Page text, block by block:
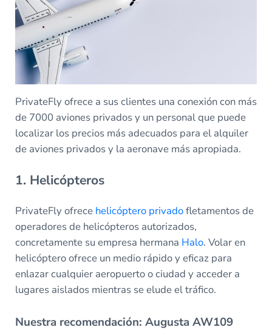
PrivateFly ofrece a sus clientes una conexión con más
de 7000 aviones privados y un personal que puede
localizar los precios más adecuados para el alquiler
de aviones privados y la aeronave más apropiada.
1. Helicópteros
PrivateFly ofrece helicóptero privadofletamentos de
operadores de helicópteros autorizados,
concretamente su empresa hermana Halo. Volar en
helicóptero ofrece un medio rápido y eficaz para
enlazar cualquier aeropuerto o ciudad y acceder a
lugares aislados mientras se elude el tráfico.
Nuestra recomendación: Augusta AW109